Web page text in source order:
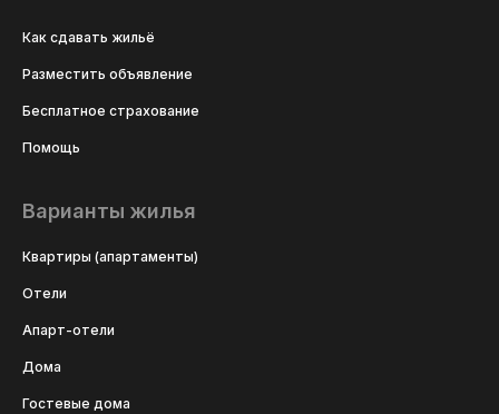
Как сдавать жильё
Разместить объявление
Бесплатное страхование
Помощь
Варианты жилья
Квартиры (апартаменты)
Отели
Апарт-отели
Дома
Гостевые дома